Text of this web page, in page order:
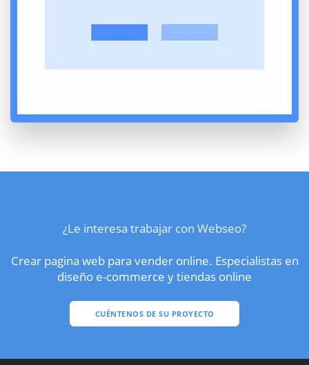
¿Le interesa trabajar con Webseo?
Crear pagina web para vender online. Especialistas en
diseño e-commerce y tiendas online
CUÉNTENOS DE SU PROYECTO